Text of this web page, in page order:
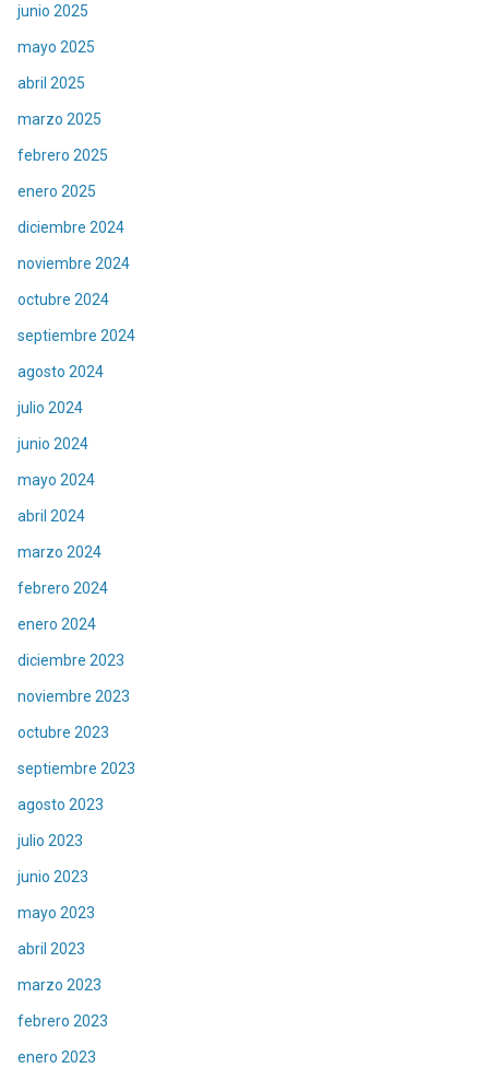
junio 2025
mayo 2025
abril 2025
marzo 2025
febrero 2025
enero 2025
diciembre 2024
noviembre 2024
octubre 2024
septiembre 2024
agosto 2024
julio 2024
junio 2024
mayo 2024
abril 2024
marzo 2024
febrero 2024
enero 2024
diciembre 2023
noviembre 2023
octubre 2023
septiembre 2023
agosto 2023
julio 2023
junio 2023
mayo 2023
abril 2023
marzo 2023
febrero 2023
enero 2023